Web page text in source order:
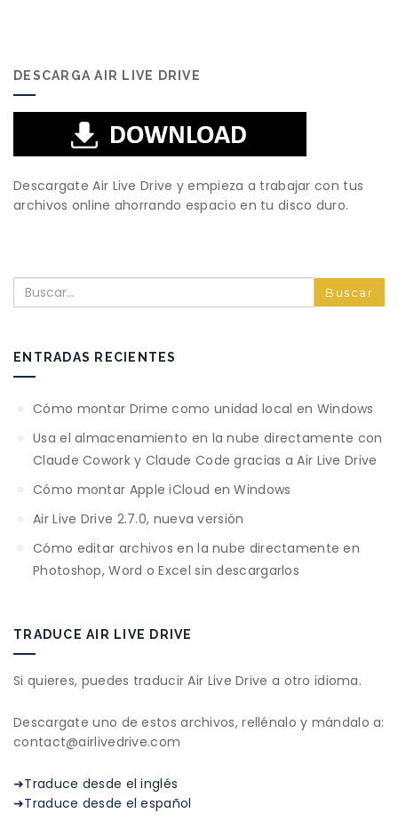
DESCARGA AIR LIVE DRIVE
Descargate Air Live Drive y empieza a trabajar con tus
archivos online ahorrando espacio en tu disco duro.
Buscar
ENTRADAS RECIENTES
Cómo montar Drime como unidad local en Windows
Usa el almacenamiento en la nube directamente con
Claude Cowork y Claude Code gracias a Air Live Drive
Cómo montar Apple iCloud en Windows
Air Live Drive 2.7.0, nueva versión
Cómo editar archivos en la nube directamente en
Photoshop, Word o Excel sin descargarlos
TRADUCE AIR LIVE DRIVE
Si quieres, puedes traducir Air Live Drive a otro idioma.
Descargate uno de estos archivos, rellénalo y mándalo a:
contact@airlivedrive.com
➜Traduce desde el inglés
➜Traduce desde el español